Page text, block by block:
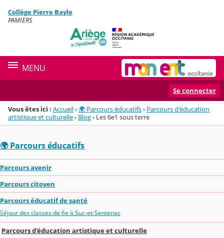
Menu de la rubrique
Contenu
Collège Pierre Bayle
PAMIERS
MENU
Se connecter
Vous êtes ici : Accueil›🌍 Parcours éducatifs› Parcours d'éducation
artistique et culturelle› Blog› Les 6e1 sous terre
🌍 Parcours éducatifs
Parcours avenir
Parcours citoyen
Parcours éducatif de santé
Séjour des classes de 6e à Suc-et-Sentenac
Parcours d'éducation artistique et culturelle